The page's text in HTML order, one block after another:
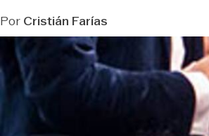
PorCristián Farías